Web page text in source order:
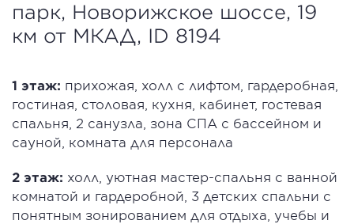
парк, Новорижское шоссе, 19
км от МКАД, ID 8194
1 этаж: прихожая, холл с лифтом, гардеробная,
гостиная, столовая, кухня, кабинет, гостевая
спальня, 2 санузла, зона СПА с бассейном и
сауной, комната для персонала
2 этаж: холл, уютная мастер-спальня с ванной
комнатой и гардеробной, 3 детских спальни с
понятным зонированием для отдыха, учебы и